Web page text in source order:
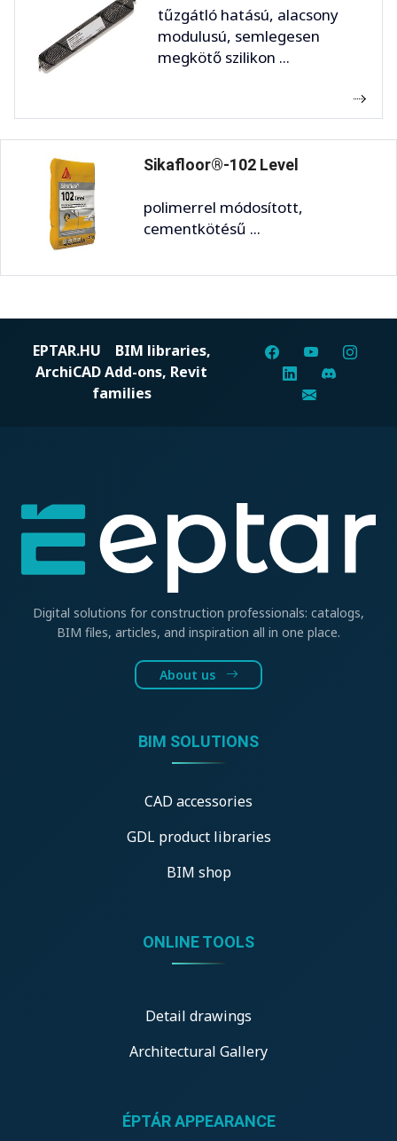
tűzgátló hatású, alacsony
modulusú, semlegesen
megkötő szilikon ...
Sikafloor®-102 Level
polimerrel módosított,
cementkötésű ...
EPTAR.HU BIM libraries,
ArchiCAD Add-ons, Revit
families
Digital solutions for construction professionals: catalogs,
BIM files, articles, and inspiration all in one place.
About us
BIM SOLUTIONS
CAD accessories
GDL product libraries
BIM shop
ONLINE TOOLS
Detail drawings
Architectural Gallery
ÉPTÁR APPEARANCE